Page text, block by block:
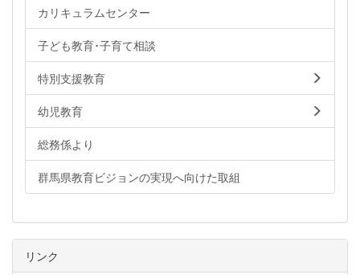
カリキュラムセンター
子ども教育･子育て相談
特別支援教育
幼児教育
総務係より
群馬県教育ビジョンの実現へ向けた取組
リンク